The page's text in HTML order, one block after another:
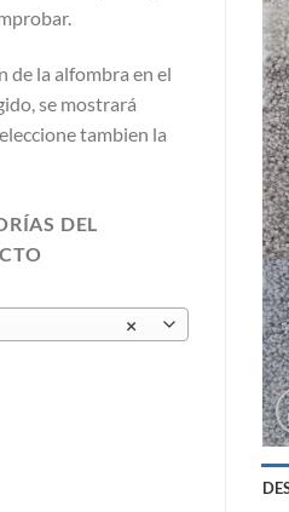
de la alfombra en el
se mostrará
tambien la
DEL
×